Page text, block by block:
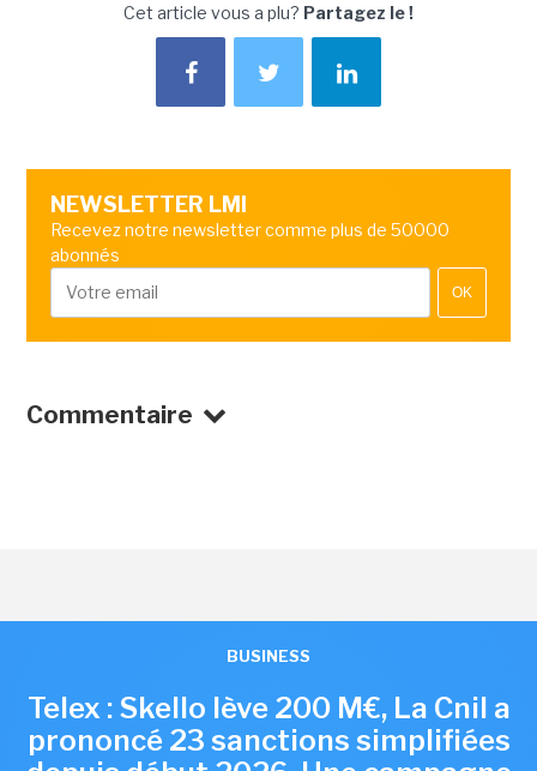
Cet article vous a plu? Partagez le !
NEWSLETTER LMI
Recevez notre newsletter comme plus de 50000
abonnés
OK
Commentaire
BUSINESS
Telex : Skello lève 200 M€, La Cnil a
prononcé 23 sanctions simplifiées